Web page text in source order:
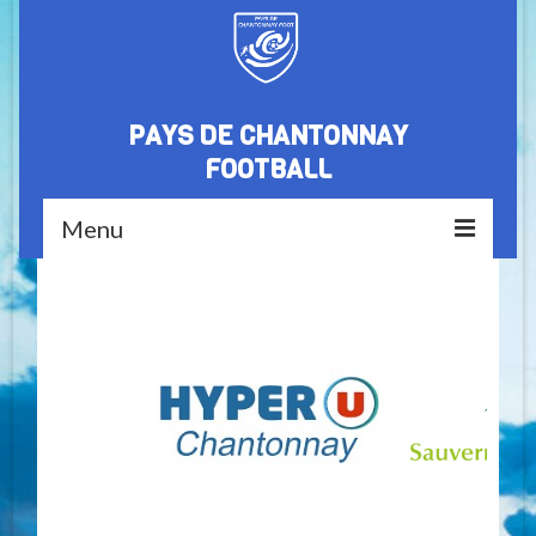
PAYS DE CHANTONNAY
FOOTBALL
Menu
Nos partenaires
Médiathèque